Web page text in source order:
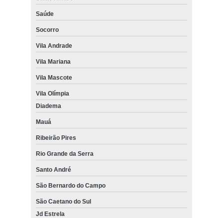
Saúde
Socorro
Vila Andrade
Vila Mariana
Vila Mascote
Vila Olímpia
Diadema
Mauá
Ribeirão Pires
Rio Grande da Serra
Santo André
São Bernardo do Campo
São Caetano do Sul
Jd Estrela